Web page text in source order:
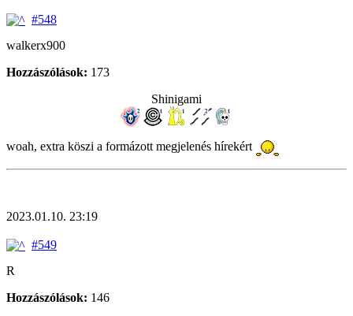
#548
walkerx900
Hozzászólások: 173
Shinigami
woah, extra köszi a formázott megjelenés hírekért
2023.01.10. 23:19
#549
R
Hozzászólások: 146